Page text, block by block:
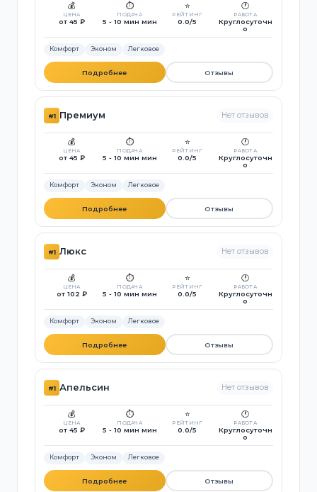
💰
ЦЕНА
от 45 ₽
⏱️
ПОДАЧА
5 - 10 мин мин
⭐
РЕЙТИНГ
0.0/5
🕐
РАБОТА
Круглосуточн
о
Комфорт Эконом Легковое
Подробнее Отзывы
#1 Премиум Нет отзывов
💰
ЦЕНА
от 45 ₽
⏱️
ПОДАЧА
5 - 10 мин мин
⭐
РЕЙТИНГ
0.0/5
🕐
РАБОТА
Круглосуточн
о
Комфорт Эконом Легковое
Подробнее Отзывы
#1 Люкс Нет отзывов
💰
ЦЕНА
от 102 ₽
⏱️
ПОДАЧА
5 - 10 мин мин
⭐
РЕЙТИНГ
0.0/5
🕐
РАБОТА
Круглосуточн
о
Комфорт Эконом Легковое
Подробнее Отзывы
#1 Апельсин Нет отзывов
💰
ЦЕНА
от 45 ₽
⏱️
ПОДАЧА
5 - 10 мин мин
⭐
РЕЙТИНГ
0.0/5
🕐
РАБОТА
Круглосуточн
о
Комфорт Эконом Легковое
Подробнее Отзывы